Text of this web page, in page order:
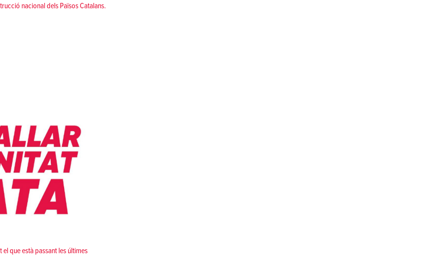
nacional dels Països Catalans.
arribar a l’autodeterminació dels Països Catalans com a motor d’alliberament»
que està passant les últimes